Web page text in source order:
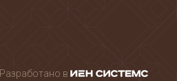
Разработано в